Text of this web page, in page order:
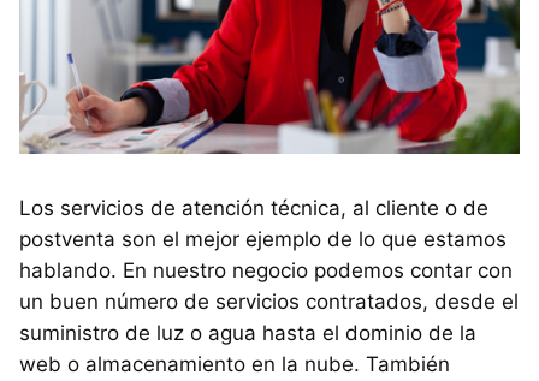
Los servicios de atención técnica, al cliente o de
postventa son el mejor ejemplo de lo que estamos
hablando. En nuestro negocio podemos contar con
un buen número de servicios contratados, desde el
suministro de luz o agua hasta el dominio de la
web o almacenamiento en la nube. También